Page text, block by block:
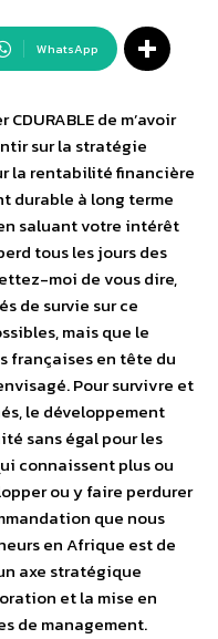
WhatsApp
de m’avoir
sur la stratégie
la rentabilité financière
durable à long terme
saluant votre intérêt
tous les jours des
moi de vous dire,
de survie sur ce
mais que le
françaises en tête du
Pour survivre et
le développement
sans égal pour les
connaissent plus ou
ou y faire perdurer
que nous
en Afrique est de
axe stratégique
et la mise en
de management.